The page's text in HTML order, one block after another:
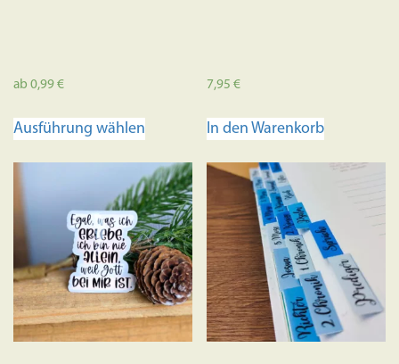
ab 0,99€
Ausführung wählen
mehrere
Varianten
auf.
Die
Optionen
können
auf
7,95€
In den Warenkorb